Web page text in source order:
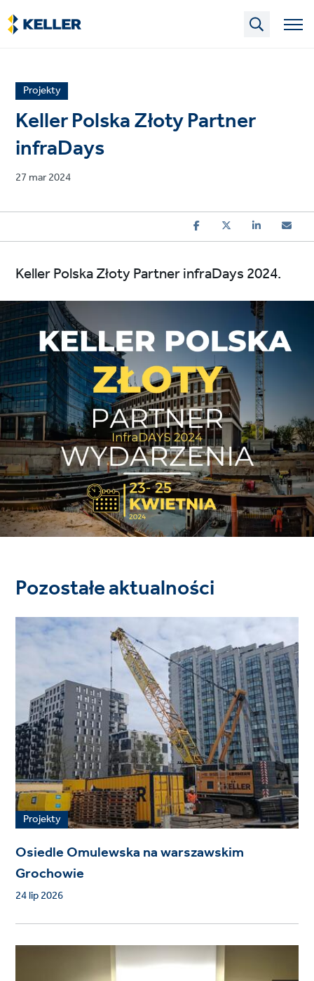
Skip
to
main
News
article
category
Projekty
Keller Polska Złoty Partner
infraDays
Published
27 mar 2024
Keller Polska Złoty Partner infraDays 2024.
Pozostałe aktualności
Projekty
Osiedle Omulewska na warszawskim
Grochowie
24 lip 2026